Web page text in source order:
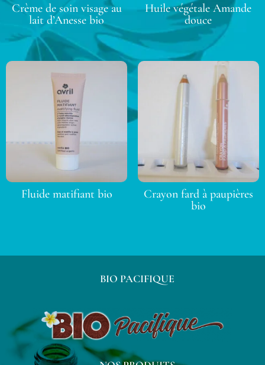
Crème de soin visage au
lait d’Anesse bio
Huile végétale Amande
douce
Fluide matifiant bio
Crayon fard à paupières
bio
BIO PACIFIQUE